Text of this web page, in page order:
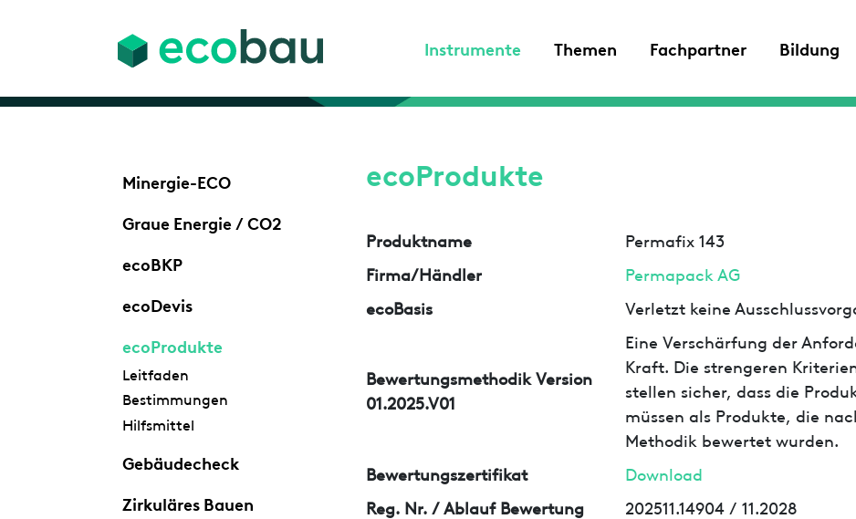
Instrumente Themen Fachpartner Bildung
Minergie-ECO
Graue Energie / CO2
ecoBKP
ecoDevis
ecoProdukte
Leitfaden
Bestimmungen
Hilfsmittel
Gebäudecheck
Zirkuläres Bauen
ecoProdukte
Produktname
Permafix 143
Firma/Händler
Permapack AG
ecoBasis
Verletzt keine
Bewertungsmethodik Version
01.2025.V01
Eine Verschärfung der
Kraft. Die strengeren
stellen sicher, dass die
müssen als Produkte, die
Methodik bewertet wurden.
Bewertungszertifikat
Download
Reg. Nr. / Ablauf Bewertung
202511.14904 / 11.2028